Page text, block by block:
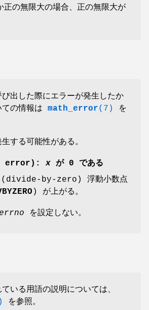
正の無限大の場合、正の無限大が
出した際にエラーが発生したか
ての情報は math_error(7)
を
する可能性がある。
error):x が 0 である
(divide-by-zero) 浮動小数点
) が上がる。
errno を設定しない。
いる用語の説明については、
を参照。